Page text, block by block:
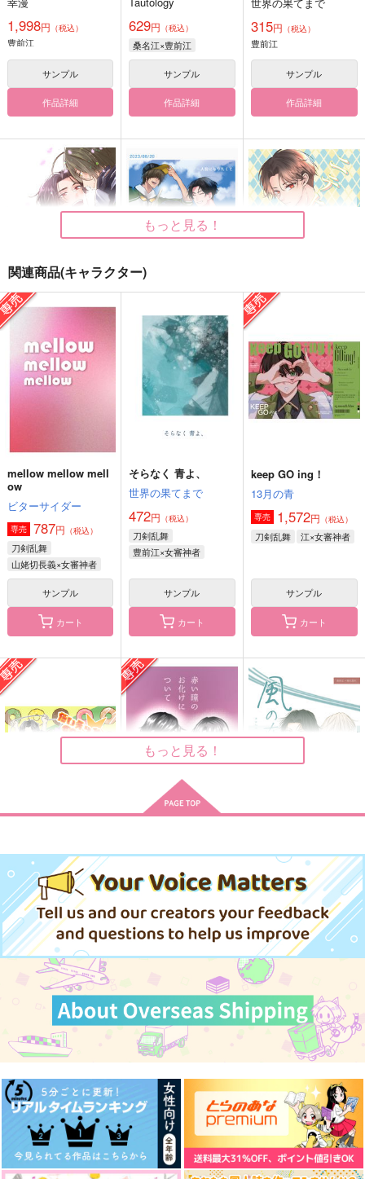
1,998円 （税込）
豊前江
サンプル
作品詳細
629円 （税込）
桑名江×豊前江
サンプル
作品詳細
世界の果てまで
315円 （税込）
豊前江
サンプル
作品詳細
初恋 番外編
からから
315円（税込）
桑名江×豊前江
一人前になりたくて
Bee-Hearts
（税込）
豊前江
サンプル
作品詳細
ニテヒナルモノ
オトノハ
629円（税込）
豊前江×女審神者
サンプル
ちいりいだあ
ナツノヲワリ
豊前江×篭手切江
Rutted Road
ナツノヲワリ
2,515円（税込）
豊前江×篭手切江
サンプル
作品詳細
江の軽装本
ナツノヲワリ
1,203円 （税込）
豊前江×篭手切江
よしひろくん
944円（税込）
江
サンプル
作品詳細
交渉は踊る
璧殴り
330円（税込）
稲葉江×富田江
サンプル
作品詳細
春を連れてくる人-修
正版
道連れテラリウム
（税込）
サンプル
作品詳細
もっと見る！
関連商品(キャラクター)
mellow mellow mell
ow
ビターサイダー
専売 787円 （税込）
刀剣乱舞
山姥切長義×女審神者
サンプル
カート
そらなく 青よ、
世界の果てまで
472円 （税込）
刀剣乱舞
豊前江×女審神者
サンプル
カート
keep GO ing！
13月の青
専売 1,572円 （税込）
刀剣乱舞 江×女審神者
サンプル
カート
こころのこり
専売 472 （税込）
刀剣乱舞
篭手切江
豊前江
桑名江
サンプル
カート
て
あまからロック
専売 330円
刀剣乱舞
豊前江×松井江
サンプル
曖昧どろっぷ
1,572円（税込）
刀剣乱舞
豊前江×鶴丸国永
サンプル
もっと見る！